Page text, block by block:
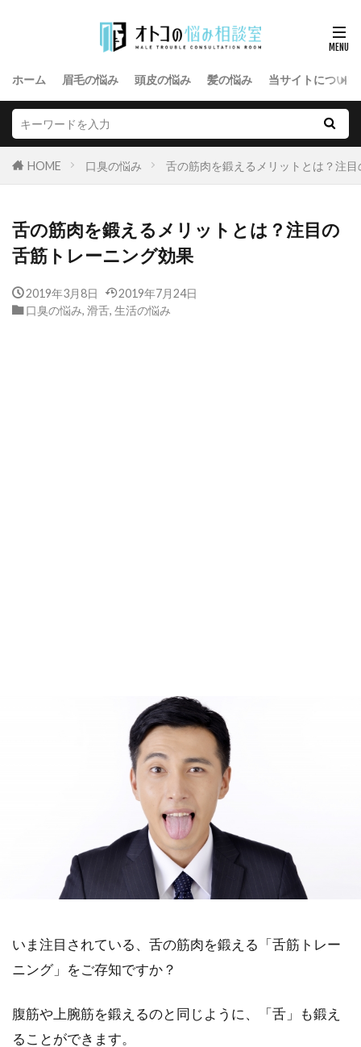
ホーム 眉毛の悩み 頭皮の悩み 髪の悩み 当サイトについて
HOME 口臭の悩み 舌の筋肉を鍛えるメリットとは？注
舌の筋肉を鍛えるメリットとは？注目の
舌筋トレーニング効果
2019年3月8日
2019年7月24日
口臭の悩み, 滑舌, 生活の悩み
いま注目されている、舌の筋肉を鍛える「舌筋トレー
ニング」をご存知ですか？
腹筋や上腕筋を鍛えるのと同じように、「舌」も鍛え
ることができます。